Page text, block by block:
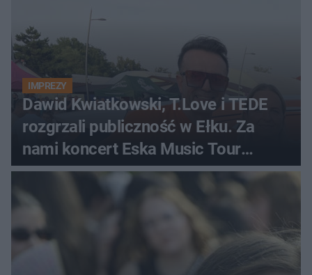
IMPREZY
Dawid Kwiatkowski, T.Love i TEDE
rozgrzali publiczność w Ełku. Za
nami koncert Eska Music Tour
[ZDJĘCIA]